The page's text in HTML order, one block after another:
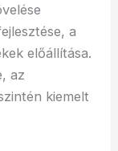
a
előállítása.
az
kiemelt